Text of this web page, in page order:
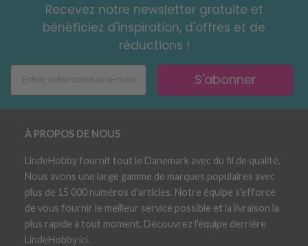
Recevez notre newsletter gratuite et
bénéficiez d'inspiration, d'offres et de
réductions !
S'abonner
À PROPOS DE NOUS
LindeHobby fournit tout le Danemark avec du fil de qualité.
Nous avons une large gamme de marques populaires avec
plus de 15 000 numéros d'articles. Notre équipe s'efforce
de vous fournir le meilleur service possible et la livraison la
plus rapide à tout moment. Découvrez l'équipe derrière
LindeHobby ici.